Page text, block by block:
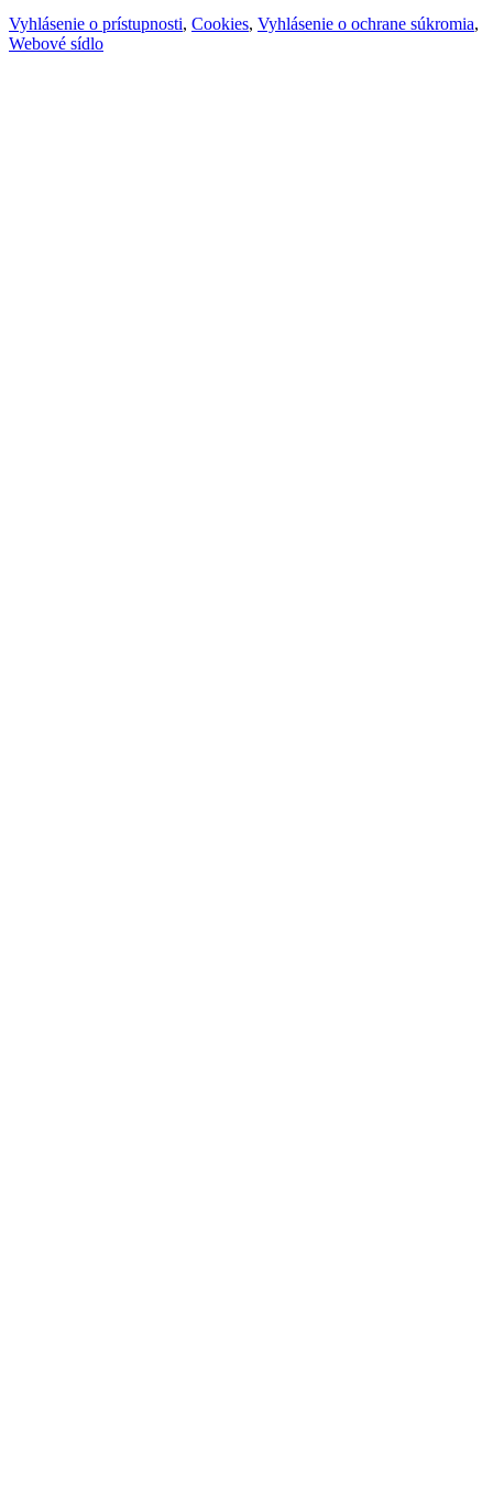
Vyhlásenie o prístupnosti, Cookies, Vyhlásenie o ochrane súkromia,
Webové sídlo